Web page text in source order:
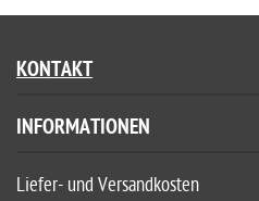
KONTAKT
INFORMATIONEN
Liefer- und Versandkosten